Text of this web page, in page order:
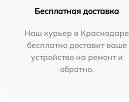
Бесплатная доставка
Наш курьер в Краснодаре
бесплатно доставит ваше
устройство на ремонт и
обратно.